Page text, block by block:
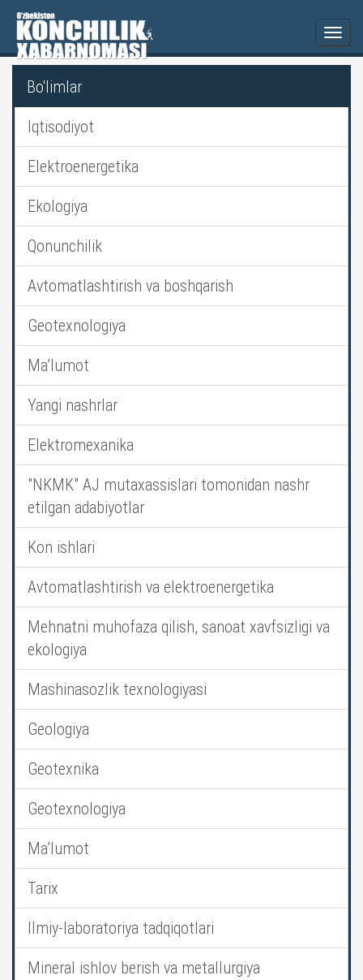
Bo'limlar
Iqtisodiyot
Elektroenergetika
Ekologiya
Qonunchilik
Avtomatlashtirish va boshqarish
Geotexnologiya
Ma’lumot
Yangi nashrlar
Elektromexanika
"NKMK" AJ mutaxassislari tomonidan nashr
etilgan adabiyotlar
Kon ishlari
Avtomatlashtirish va elektroenergetika
Mehnatni muhofaza qilish, sanoat xavfsizligi va
ekologiya
Mashinasozlik texnologiyasi
Geologiya
Geotexnika
Geotexnologiya
Ma’lumot
Tarix
Ilmiy-laboratoriya tadqiqotlari
Mineral ishlov berish va metallurgiya